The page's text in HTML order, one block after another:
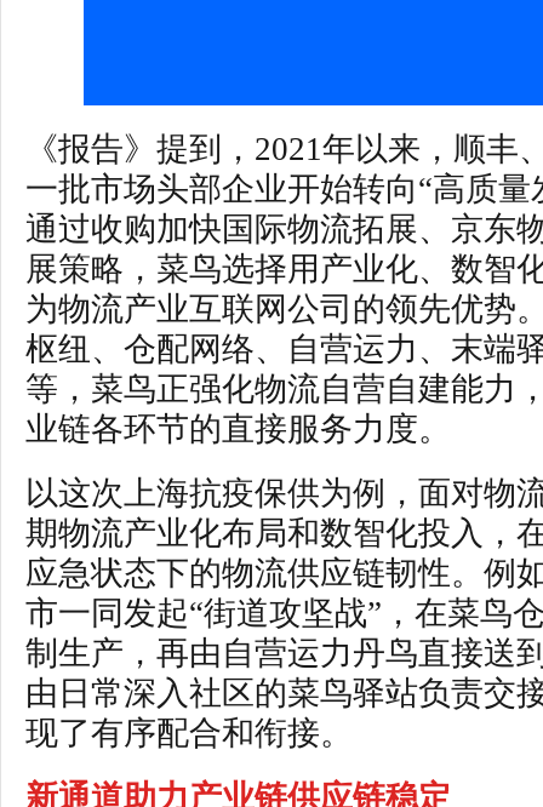
《报告》提到，2021年以来，顺丰
一批市场头部企业开始转向“高质
通过收购加快国际物流拓展、京东
展策略，菜鸟选择用产业化、数智
为物流产业互联网公司的领先优势
枢纽、仓配网络、自营运力、末端
等，菜鸟正强化物流自营自建能力
业链各环节的直接服务力度。
以这次上海抗疫保供为例，面对物
期物流产业化布局和数智化投入，
应急状态下的物流供应链韧性。例
市一同发起“街道攻坚战”，在菜鸟
制生产，再由自营运力丹鸟直接送
由日常深入社区的菜鸟驿站负责交
现了有序配合和衔接。
新通道助力产业链供应链稳定